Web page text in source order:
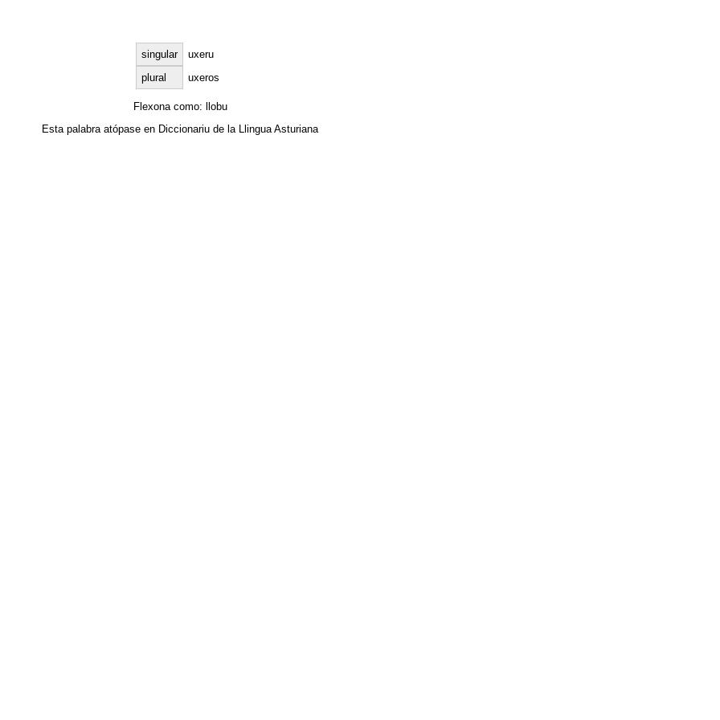
singular
uxeru
plural
uxeros
Flexona como: llobu
Esta palabra atópase en Diccionariu de la Llingua Asturiana